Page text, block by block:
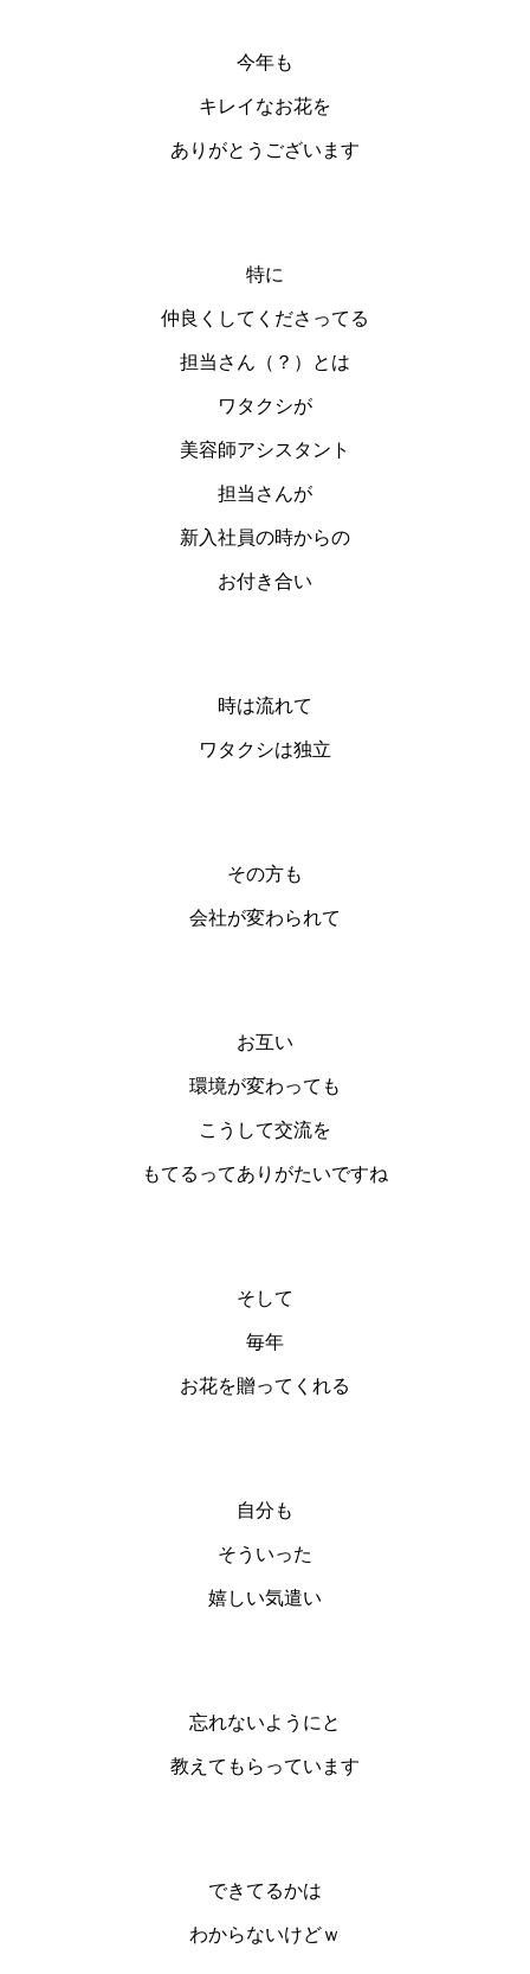
今年も
キレイなお花を
ありがとうございます
特に
仲良くしてくださってる
担当さん（？）とは
ワタクシが
美容師アシスタント
担当さんが
新入社員の時からの
お付き合い
時は流れて
ワタクシは独立
その方も
会社が変わられて
お互い
環境が変わっても
こうして交流を
もてるってありがたいですね
そして
毎年
お花を贈ってくれる
自分も
そういった
嬉しい気遣い
忘れないようにと
教えてもらっています
できてるかは
わからないけどｗ